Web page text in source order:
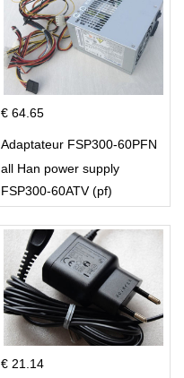
€ 64.65
Adaptateur FSP300-60PFN
all Han power supply
FSP300-60ATV (pf)
€ 21.14